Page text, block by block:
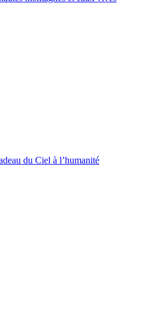
du Ciel à l’humanité